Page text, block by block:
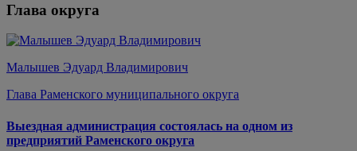
Глава округа
Малышев Эдуард Владимирович
Глава Раменского муниципального округа
Выездная администрация состоялась на одном из
предприятий Раменского округа